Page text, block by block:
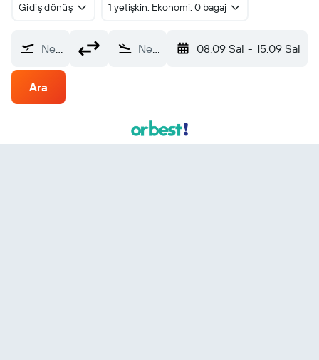
Gidiş dönüş 1 yetişkin, Ekonomi, 0 bagaj
Nereden? Nereye? 08.09 Sal - 15.09 Sal
Ara